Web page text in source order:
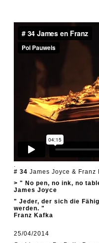
.
# 34 James Joyce & Franz
> " No pen, no ink, no
James Joyce
" Jeder, der sich die
werden. "
Franz Kafka
25/04/2014